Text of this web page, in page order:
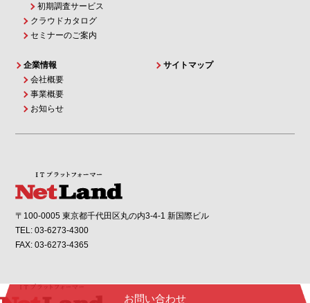
お問い合わせ
初期調査サービス
クラウドカタログ
セミナーのご案内
企業情報
会社概要
事業概要
お知らせ
サイトマップ
〒100-0005 東京都千代田区丸の内3-4-1 新国際ビル
TEL: 03-6273-4300
FAX: 03-6273-4365